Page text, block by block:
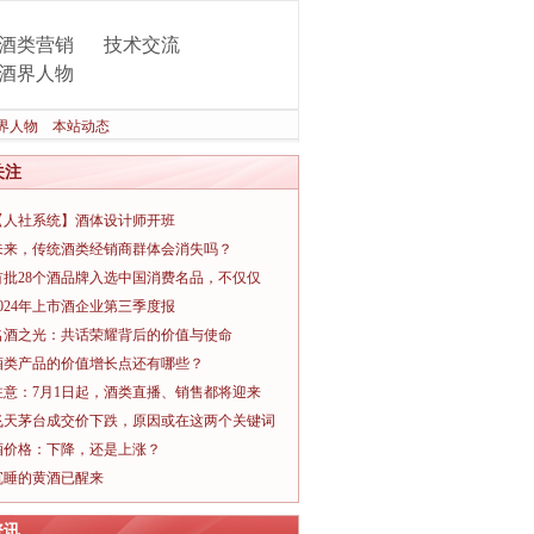
类营销
界人物
技术交流
人物 本站动态
注
人社系统】酒体设计师开班
来，传统酒类经销商群体会消失吗？
批28个酒品牌入选中国消费名品，不仅仅
年上市酒企业第三季度报
酒之光：共话荣耀背后的价值与使命
类产品的价值增长点还有哪些？
意：7月1日起，酒类直播、销售都将迎来
天茅台成交价下跌，原因或在这两个关键词
价格：下降，还是上涨？
睡的黄酒已醒来